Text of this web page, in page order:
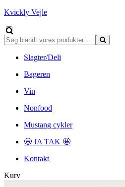
Kvickly Vejle
Slagter/Deli
Bageren
Vin
Nonfood
Mustang cykler
🤩 JA TAK 🤩
Kontakt
Kurv